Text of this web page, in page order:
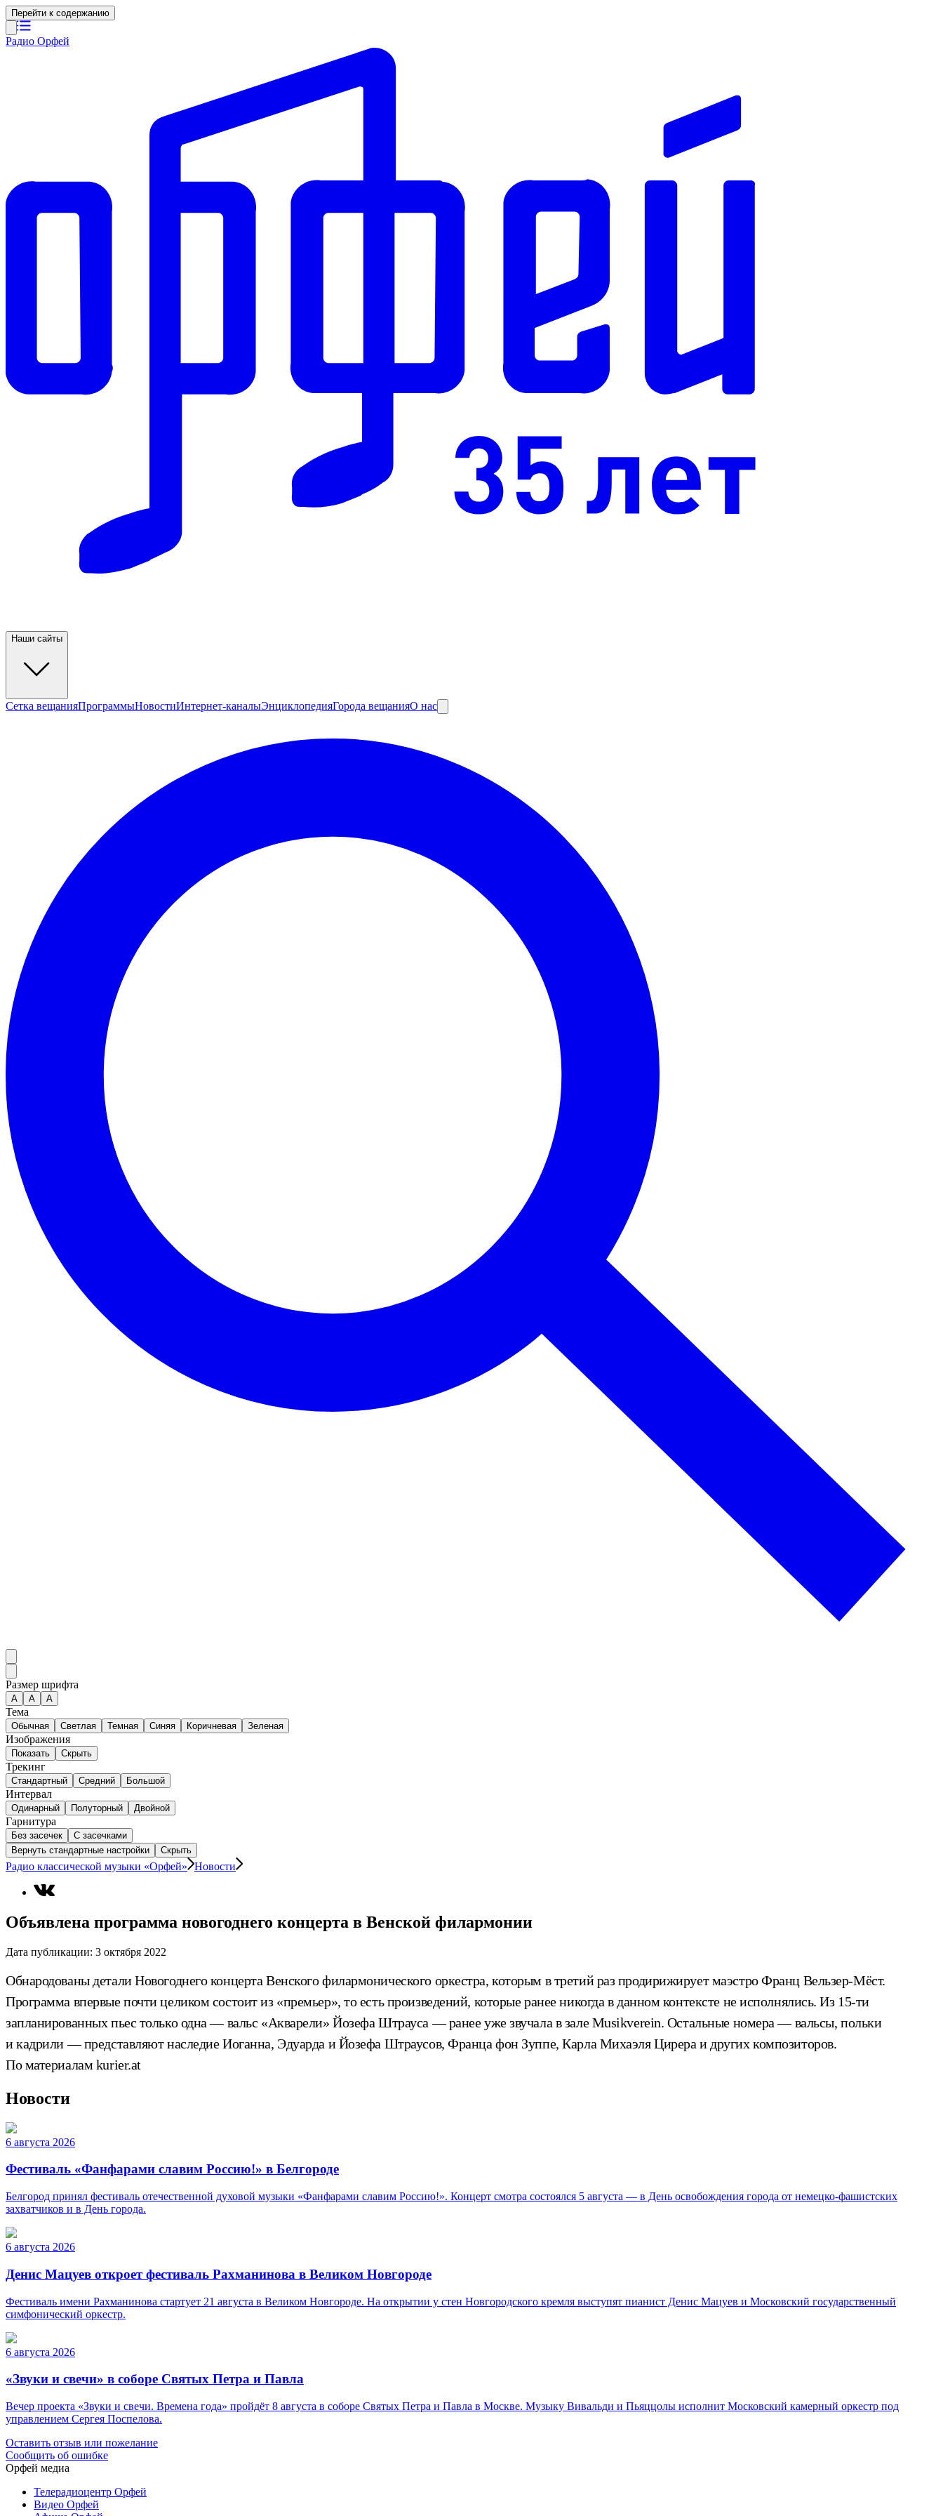
Перейти к содержанию
Радио Орфей
Наши сайты
Сетка вещанияПрограммыНовостиИнтернет-каналыЭнциклопедияГорода вещанияО нас
Размер шрифта
А A A
Тема
Обычная Светлая Темная Синяя Коричневая Зеленая
Изображения
Показать Скрыть
Трекинг
Стандартный Средний Большой
Интервал
Одинарный Полуторный Двойной
Гарнитура
Без засечек
С засечками
Вернуть стандартные настройки
Скрыть
Радио классической музыки «Орфей» Новости
Объявлена программа новогоднего концерта в Венской филармонии
Дата публикации: 3 октября 2022
Обнародованы детали Новогоднего концерта Венского филармонического оркестра, которым в третий раз продирижирует маэстро Франц Вельзер-Мёст.
Программа впервые почти целиком состоит из «премьер», то есть произведений, которые ранее никогда в данном контексте не исполнялись. Из 15-ти
запланированных пьес только одна — вальс «Акварели» Йозефа Штрауса — ранее уже звучала в зале Musikverein. Остальные номера — вальсы, польки
и кадрили — представляют наследие Иоганна, Эдуарда и Йозефа Штраусов, Франца фон Зуппе, Карла Михаэля Цирера и других композиторов.
По материалам kurier.at
Новости
6 августа 2026
Фестиваль «Фанфарами славим Россию!» в Белгороде
Белгород принял фестиваль отечественной духовой музыки «Фанфарами славим Россию!». Концерт смотра состоялся 5 августа — в День освобождения города от немецко-фашистских
захватчиков и в День города.
6 августа 2026
Денис Мацуев откроет фестиваль Рахманинова в Великом Новгороде
Фестиваль имени Рахманинова стартует 21 августа в Великом Новгороде. На открытии у стен Новгородского кремля выступят пианист Денис Мацуев и Московский государственный
симфонический оркестр.
6 августа 2026
«Звуки и свечи» в соборе Святых Петра и Павла
Вечер проекта «Звуки и свечи. Времена года» пройдёт 8 августа в соборе Святых Петра и Павла в Москве. Музыку Вивальди и Пьяццолы исполнит Московский камерный оркестр под
управлением Сергея Поспелова.
Оставить отзыв или пожелание
Сообщить об ошибке
Орфей медиа
Телерадиоцентр Орфей
Видео Орфей